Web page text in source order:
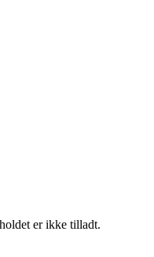
er ikke tilladt.